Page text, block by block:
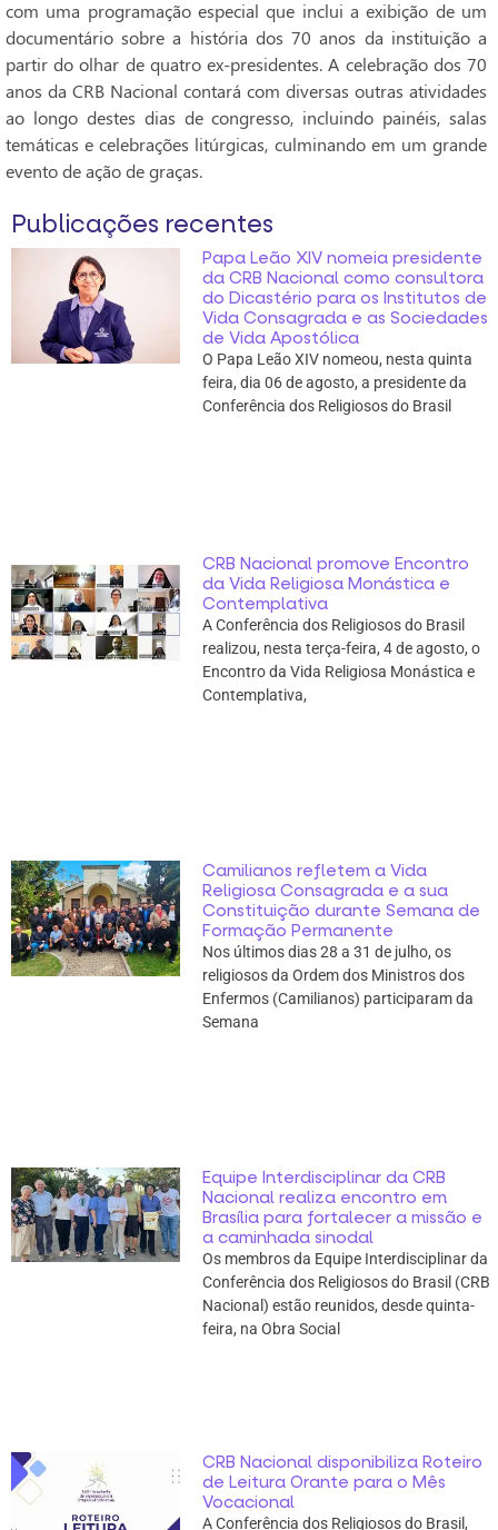
com uma programação especial que inclui a exibição de um
documentário sobre a história dos 70 anos da instituição a
partir do olhar de quatro ex-presidentes. A celebração dos 70
anos da CRB Nacional contará com diversas outras atividades
ao longo destes dias de congresso, incluindo painéis, salas
temáticas e celebrações litúrgicas, culminando em um grande
evento de ação de graças.
Publicações recentes
Papa Leão XIV nomeia presidente
da CRB Nacional como consultora
do Dicastério para os Institutos de
Vida Consagrada e as Sociedades
de Vida Apostólica
O Papa Leão XIV nomeou, nesta quinta
feira, dia 06 de agosto, a presidente da
Conferência dos Religiosos do Brasil
CRB Nacional promove Encontro
da Vida Religiosa Monástica e
Contemplativa
A Conferência dos Religiosos do Brasil
realizou, nesta terça-feira, 4 de agosto, o
Encontro da Vida Religiosa Monástica e
Contemplativa,
Camilianos refletem a Vida
Religiosa Consagrada e a sua
Constituição durante Semana de
Formação Permanente
Nos últimos dias 28 a 31 de julho, os
religiosos da Ordem dos Ministros dos
Enfermos (Camilianos) participaram da
Semana
Equipe Interdisciplinar da CRB
Nacional realiza encontro em
Brasília para fortalecer a missão e
a caminhada sinodal
Os membros da Equipe Interdisciplinar da
Conferência dos Religiosos do Brasil (CRB
Nacional) estão reunidos, desde quinta-
feira, na Obra Social
CRB Nacional disponibiliza Roteiro
de Leitura Orante para o Mês
Vocacional
A Conferência dos Religiosos do Brasil,